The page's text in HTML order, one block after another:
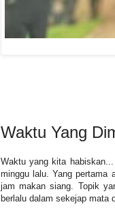
Waktu Yang
Waktu yang kita
minggu lalu. Yang pertama
jam makan siang. Topik
berlalu dalam sekejap mata